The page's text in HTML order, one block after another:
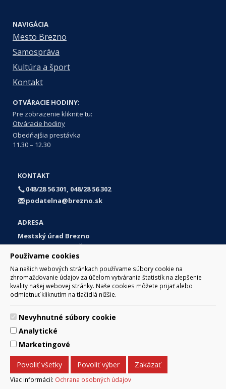
Používame cookies
Na našich webových stránkach používame súbory cookie na
zhromažďovanie údajov za účelom vytvárania štatistík na zlepšenie
kvality našej webovej stránky. Naše cookies môžete prijať alebo
odmietnuť kliknutím na tlačidlá nižšie.
Nevyhnutné súbory cookie
Analytické
Marketingové
Povoliť všetky Povoliť výber Zakázať
Viac informácií: Ochrana osobných údajov
NAVIGÁCIA
Mesto Brezno
Samospráva
Kultúra a šport
Kontakt
OTVÁRACIE HODINY:
Pre zobrazenie kliknite tu:
Otváracie hodiny
Obedňajšia prestávka
11.30 – 12.30
KONTAKT
048/28 56 301, 048/28 56 302
podatelna@brezno.sk
ADRESA
Mestský úrad Brezno
Námestie gen. M. R. Štefánika 1
977 01 Brezno
Slovakia (Slovak Republic)
© 2017 Mesto Brezno, Námestie gen. M. R. Štefánika 1, Brezno
977 01 Tel.: 048/28 56 301, 048/28 56 302 Email:
Za obsah zodpovedá Mesto Brezno. Technický prevádzkovateľ:
Arrabella, s.r.o. , Pod Donátom 12/136 Žiar nad Hronom 965 01
podpora@internetova-stranka.sk
Prehlásenie o prístupnosti
Ochrana osobných údajov